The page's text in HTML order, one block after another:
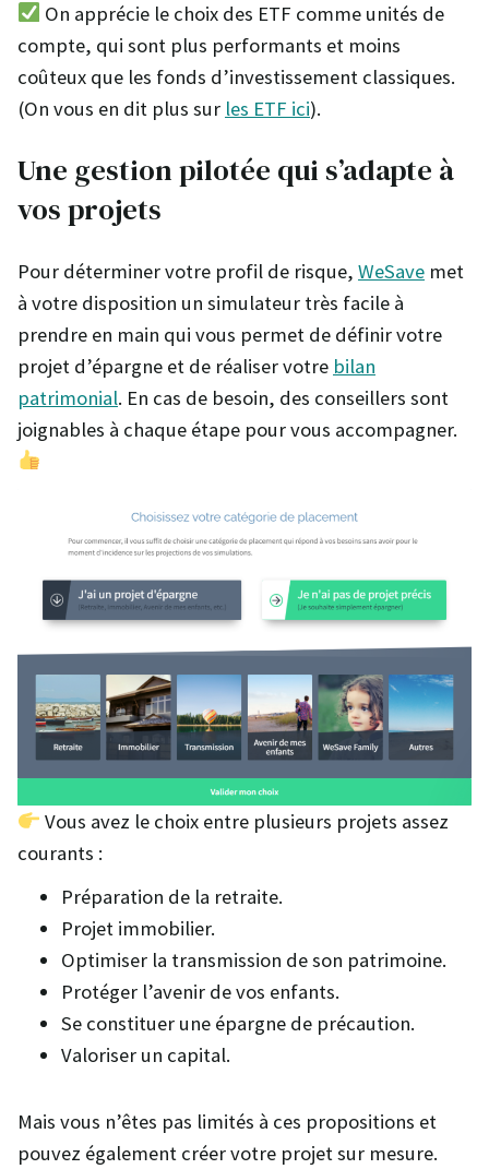
On apprécie le choix des ETF comme unités de
compte, qui sont plus performants et moins
coûteux que les fonds d’investissement classiques.
(On vous en dit plus sur les ETF ici).
Une gestion pilotée qui s’adapte à
vos projets
Pour déterminer votre profil de risque, WeSave met
à votre disposition un simulateur très facile à
prendre en main qui vous permet de définir votre
projet d’épargne et de réaliser votre bilan
patrimonial. En cas de besoin, des conseillers sont
joignables à chaque étape pour vous accompagner.
Vous avez le choix entre plusieurs projets assez
courants :
Préparation de la retraite.
Projet immobilier.
Optimiser la transmission de son patrimoine.
Protéger l’avenir de vos enfants.
Se constituer une épargne de précaution.
Valoriser un capital.
Mais vous n’êtes pas limités à ces propositions et
pouvez également créer votre projet sur mesure.